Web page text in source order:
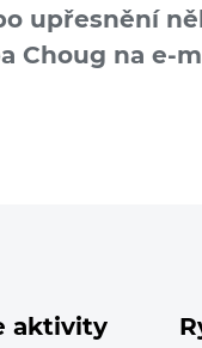
upřesnění
Choug na e-
aktivity